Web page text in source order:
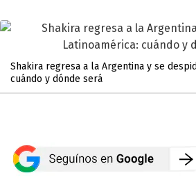
Shakira regresa a la Argentina y se
cuándo y dónde será